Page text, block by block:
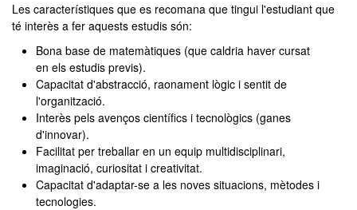
Les característiques que es recomana que tingui l'estudiant que
té interès a fer aquests estudis són:
Bona base de matemàtiques (que caldria haver cursat
en els estudis previs).
Capacitat d'abstracció, raonament lògic i sentit de
l'organització.
Interès pels avenços científics i tecnològics (ganes
d'innovar).
Facilitat per treballar en un equip multidisciplinari,
imaginació, curiositat i creativitat.
Capacitat d'adaptar-se a les noves situacions, mètodes i
tecnologies.